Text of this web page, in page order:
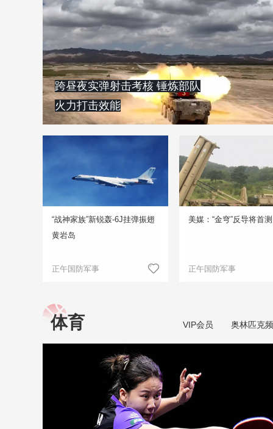
跨昼夜实弹射击考核 锤炼部队
火力打击效能
“战神家族”新锐轰-6J挂弹振翅
黄岩岛
正午国防军事
美媒：“金穹”反导将首测
正午国防军事
体育 VIP会员 奥林匹克